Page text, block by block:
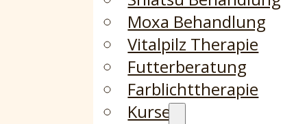
Moxa Behandlung
Vitalpilz Therapie
Futterberatung
Farblichttherapie
Kurse